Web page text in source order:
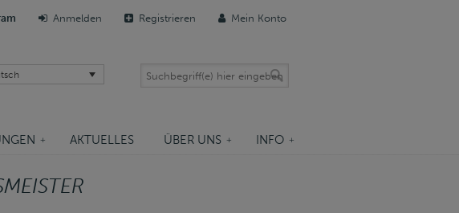
Anmelden Registrieren Mein Konto
AKTUELLES ÜBER UNS INFO